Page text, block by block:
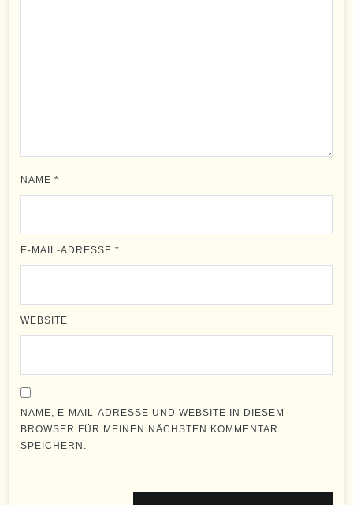
NAME*
E-MAIL-ADRESSE*
WEBSITE
NAME, E-MAIL-ADRESSE UND WEBSITE IN DIESEM
BROWSER FÜR MEINEN NÄCHSTEN KOMMENTAR
SPEICHERN.